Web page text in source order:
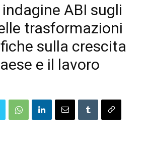
ABI sugli
trasformazioni
sulla crescita
e il lavoro